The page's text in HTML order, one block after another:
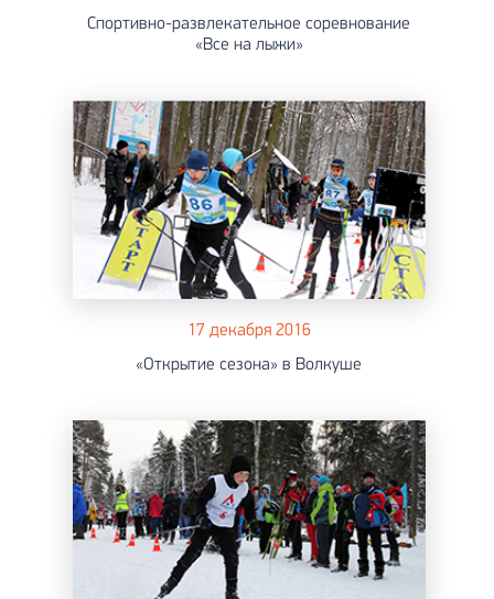
Спортивно-развлекательное соревнование
«Все на лыжи»
17 декабря 2016
«Открытие сезона» в Волкуше